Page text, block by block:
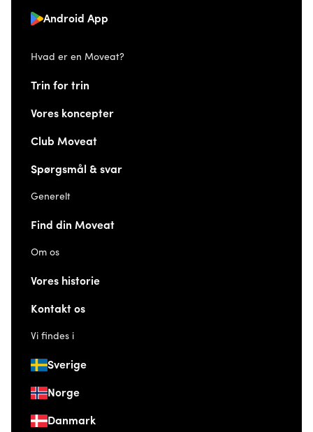
Android App
Hvad er en Moveat?
Trin for trin
Vores koncepter
Club Moveat
Spørgsmål & svar
Generelt
Find din Moveat
Om os
Vores historie
Kontakt os
Vi findes i
Sverige
Norge
Danmark